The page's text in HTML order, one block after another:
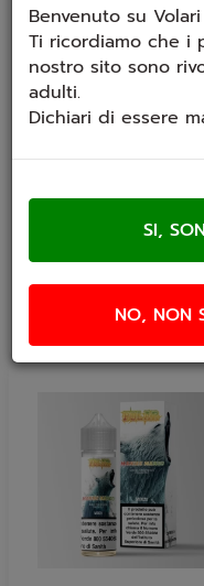
Aroma TNT Vape
Mix e Vape
fragole, mirtilli,
€ 16,50
Benvenuto su Volari
Ti ricordiamo che i
nostro sito sono
adulti.
Dichiari di essere
NO, NON